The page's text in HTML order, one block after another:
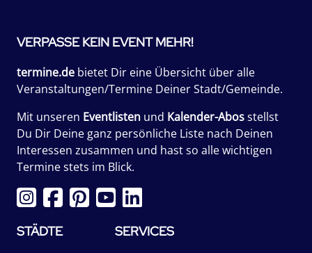
VERPASSE KEIN EVENT MEHR!
termine.de bietet Dir eine Übersicht über alle
Veranstaltungen/Termine Deiner Stadt/Gemeinde.
Mit unseren Eventlisten und Kalender-Abosstellst
Du Dir Deine ganz persönliche Liste nach Deinen
Interessen zusammen und hast so alle wichtigen
Termine stets im Blick.
STÄDTE SERVICES